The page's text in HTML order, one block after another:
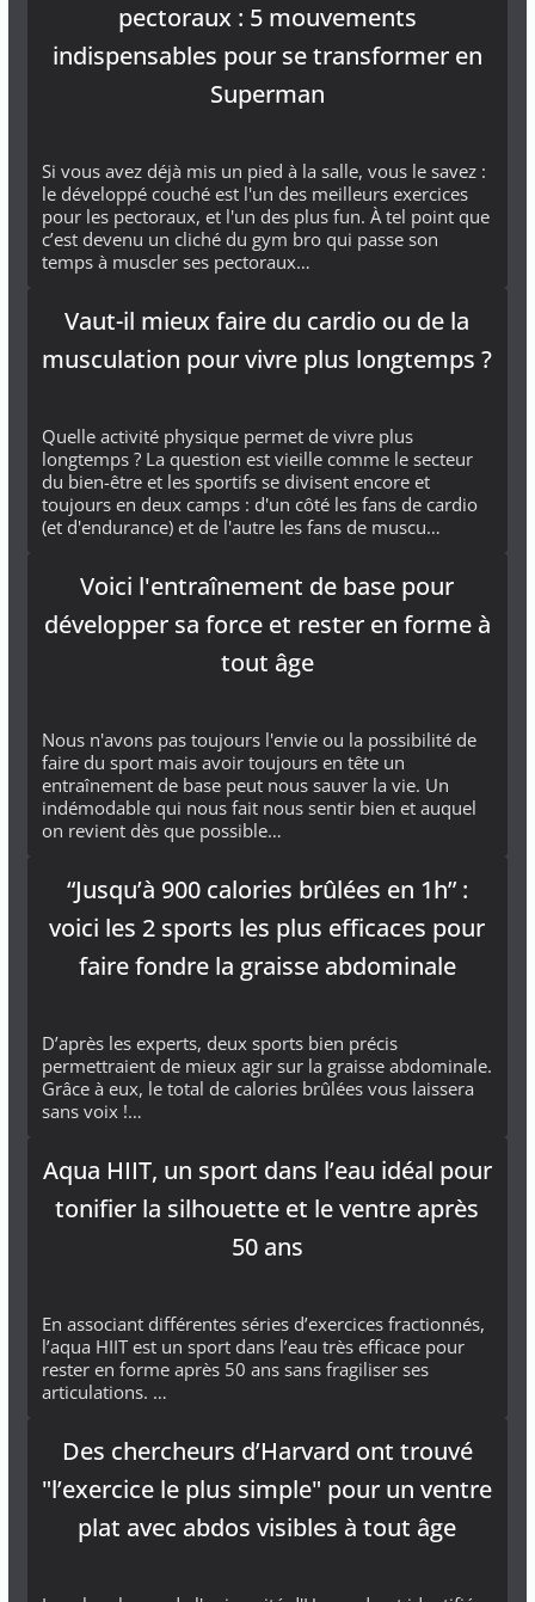
pectoraux : 5 mouvements
indispensables pour se transformer en
Superman
Si vous avez déjà mis un pied à la salle, vous le savez :
le développé couché est l'un des meilleurs exercices
pour les pectoraux, et l'un des plus fun. À tel point que
c’est devenu un cliché du gym bro qui passe son
temps à muscler ses pectoraux…
Vaut-il mieux faire du cardio ou de la
musculation pour vivre plus longtemps ?
Quelle activité physique permet de vivre plus
longtemps ? La question est vieille comme le secteur
du bien-être et les sportifs se divisent encore et
toujours en deux camps : d'un côté les fans de cardio
(et d'endurance) et de l'autre les fans de muscu…
Voici l'entraînement de base pour
développer sa force et rester en forme à
tout âge
Nous n'avons pas toujours l'envie ou la possibilité de
faire du sport mais avoir toujours en tête un
entraînement de base peut nous sauver la vie. Un
indémodable qui nous fait nous sentir bien et auquel
on revient dès que possible…
“Jusqu’à 900 calories brûlées en 1h” :
voici les 2 sports les plus efficaces pour
faire fondre la graisse abdominale
D’après les experts, deux sports bien précis
permettraient de mieux agir sur la graisse abdominale.
Grâce à eux, le total de calories brûlées vous laissera
sans voix !…
Aqua HIIT, un sport dans l’eau idéal pour
tonifier la silhouette et le ventre après
50 ans
En associant différentes séries d’exercices fractionnés,
l’aqua HIIT est un sport dans l’eau très efficace pour
rester en forme après 50 ans sans fragiliser ses
articulations. …
Des chercheurs d’Harvard ont trouvé
"l’exercice le plus simple" pour un ventre
plat avec abdos visibles à tout âge